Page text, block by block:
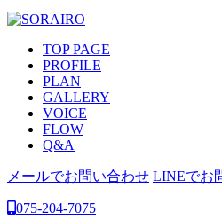
TOP PAGE
PROFILE
PLAN
GALLERY
VOICE
FLOW
Q&A
メールでお問い合わせ LINEでお
075-204-7075